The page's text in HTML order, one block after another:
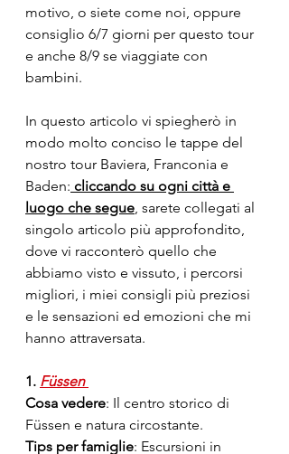
motivo, o siete come noi, oppure
consiglio 6/7 giorni per questo tour
e anche 8/9 se viaggiate con
bambini.
In questo articolo vi spiegherò in
modo molto conciso le tappe del
nostro tour Baviera, Franconia e
Baden: cliccando su ogni città e
luogo che segue, sarete collegati al
singolo articolo più approfondito,
dove vi racconterò quello che
abbiamo visto e vissuto, i percorsi
migliori, i miei consigli più preziosi
e le sensazioni ed emozioni che mi
hanno attraversata.
1. Füssen
Cosa vedere: Il centro storico di
Füssen e natura circostante.
Tips per famiglie: Escursioni in